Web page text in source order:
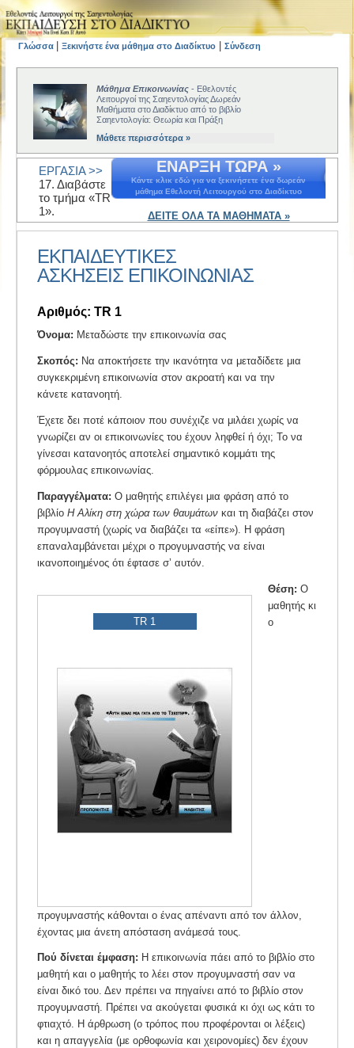
Γλώσσα Ξεκινήστε ένα μάθημα στο Διαδίκτυο Σύνδεση
Μάθημα Επικοινωνίας - Εθελοντές
Λειτουργοί της Σαηεντολογίας Δωρεάν
Μαθήματα στο Διαδίκτυο από το βιβλίο
Σαηεντολογία: Θεωρία και Πράξη
Μάθετε περισσότερα »
ΕΝΑΡΞΗ ΤΩΡΑ »
Κάντε κλικ εδώ για να ξεκινήσετε ένα δωρεάν
μάθημα Εθελοντή Λειτουργού στο Διαδίκτυο
ΔΕΙΤΕ ΟΛΑ ΤΑ ΜΑΘΗΜΑΤΑ »
ΕΡΓΑΣΙΑ >>
17. Διαβάστε
το τμήμα «TR
1».
ΕΚΠΑΙΔΕΥΤΙΚΕΣ
ΑΣΚΗΣΕΙΣ EΠΙΚΟΙΝΩΝΙΑΣ
Αριθμός: TR 1
Όνομα: Μεταδώστε την επικοινωνία σας
Σκοπός: Να αποκτήσετε την ικανότητα να μεταδίδετε μια
συγκεκριμένη επικοινωνία στον ακροατή και να την
κάνετε κατανοητή.
Έχετε δει ποτέ κάποιον που συνέχιζε να μιλάει χωρίς να
γνωρίζει αν οι επικοινωνίες του έχουν ληφθεί ή όχι; Το να
γίνεσαι κατανοητός αποτελεί σημαντικό κομμάτι της
φόρμουλας επικοινωνίας.
Παραγγέλματα: Ο μαθητής επιλέγει μια φράση από το
βιβλίο Η Αλίκη στη χώρα των θαυμάτων και τη διαβάζει στον
προγυμναστή (χωρίς να διαβάζει τα «είπε»). Η φράση
επαναλαμβάνεται μέχρι ο προγυμναστής να είναι
ικανοποιημένος ότι έφτασε σ’ αυτόν.
TR 1
Θέση: Ο
μαθητής κι
ο
προγυμναστής κάθονται ο ένας απέναντι από τον άλλον,
έχοντας μια άνετη απόσταση ανάμεσά τους.
Πού δίνεται έμφαση: Η επικοινωνία πάει από το βιβλίο στο
μαθητή και ο μαθητής το λέει στον προγυμναστή σαν να
είναι δικό του. Δεν πρέπει να πηγαίνει από το βιβλίο στον
προγυμναστή. Πρέπει να ακούγεται φυσικά κι όχι ως κάτι το
φτιαχτό. Η άρθρωση (ο τρόπος που προφέρονται οι λέξεις)
και η απαγγελία (με ορθοφωνία και χειρονομίες) δεν έχουν